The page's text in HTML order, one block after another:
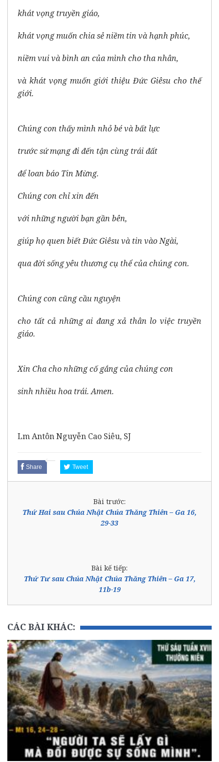
khát vọng truyền giáo,
khát vọng muốn chia sẻ niềm tin và hạnh phúc,
niềm vui và bình an của mình cho tha nhân,
và khát vọng muốn giới thiệu Đức Giêsu cho thế
giới.
Chúng con thấy mình nhỏ bé và bất lực
trước sứ mạng đi đến tận cùng trái đất
để loan báo Tin Mừng.
Chúng con chỉ xin đến
với những người bạn gần bên,
giúp họ quen biết Đức Giêsu và tin vào Ngài,
qua đời sống yêu thương cụ thể của chúng con.
Chúng con cũng cầu nguyện
cho tất cả những ai đang xả thân lo việc truyền
giáo.
Xin Cha cho những cố gắng của chúng con
sinh nhiều hoa trái. Amen.
Lm Antôn Nguyễn Cao Siêu, SJ
Share Tweet
Bài trước:
Thứ Hai sau Chúa Nhật Chúa Thăng Thiên – Ga 16,
29-33
Bài kế tiếp:
Thứ Tư sau Chúa Nhật Chúa Thăng Thiên – Ga 17,
11b-19
CÁC BÀI KHÁC: